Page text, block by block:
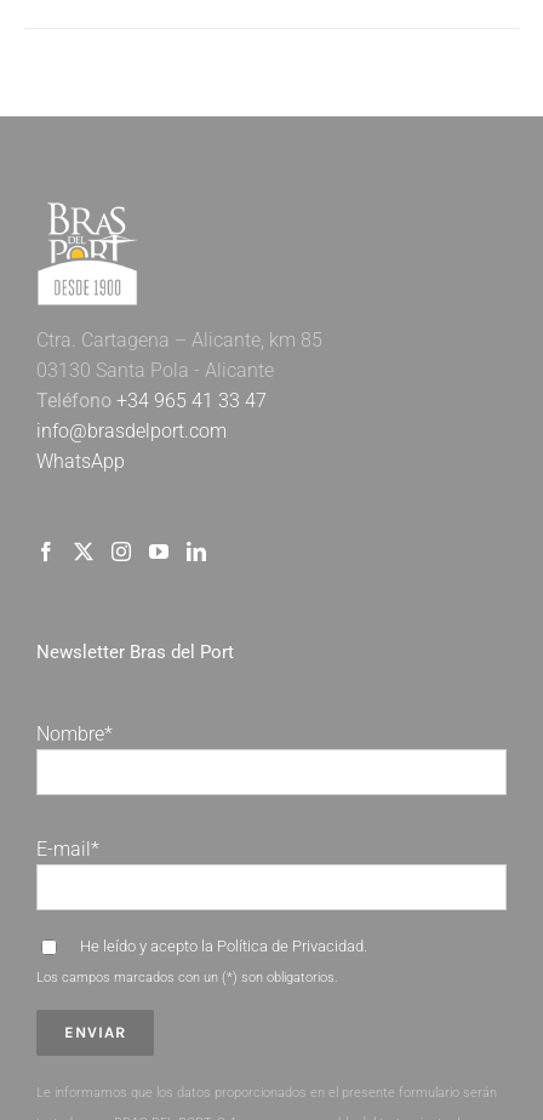
Ctra. Cartagena – Alicante, km 85
03130 Santa Pola - Alicante
Teléfono +34 965 41 33 47
info@brasdelport.com
WhatsApp
Newsletter Bras del Port
Nombre*
E-mail*
He leído y acepto la Política de Privacidad.
Los campos marcados con un (*) son obligatorios.
Le informamos que los datos proporcionados en el presente formulario serán